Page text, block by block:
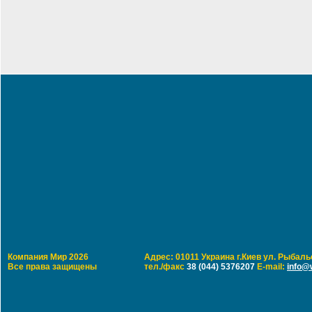
Компания Мир 2026
Все права защищены
Адрес: 01011 Украина г.Киев ул.
тел./факс 38 (044) 5376207 E-mail: